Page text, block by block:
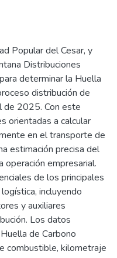
Popular del Cesar, y
Distribuciones
determinar la Huella
distribución de
de 2025. Con este
orientadas a calcular
en el transporte de
estimación precisa del
operación empresarial.
de los principales
incluyendo
y auxiliares
Los datos
de Carbono
combustible, kilometraje